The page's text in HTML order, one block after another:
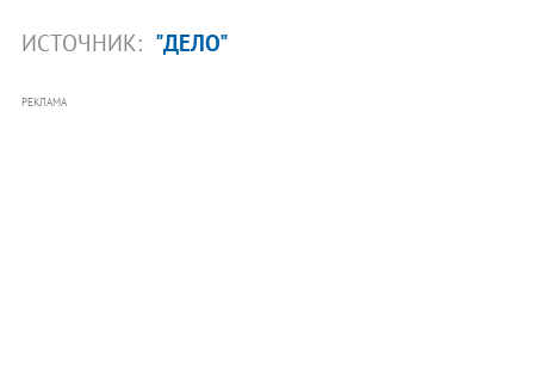
ИСТОЧНИК: "ДЕЛО"
РЕКЛАМА